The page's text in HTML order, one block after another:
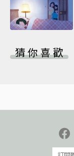
猜你喜歡